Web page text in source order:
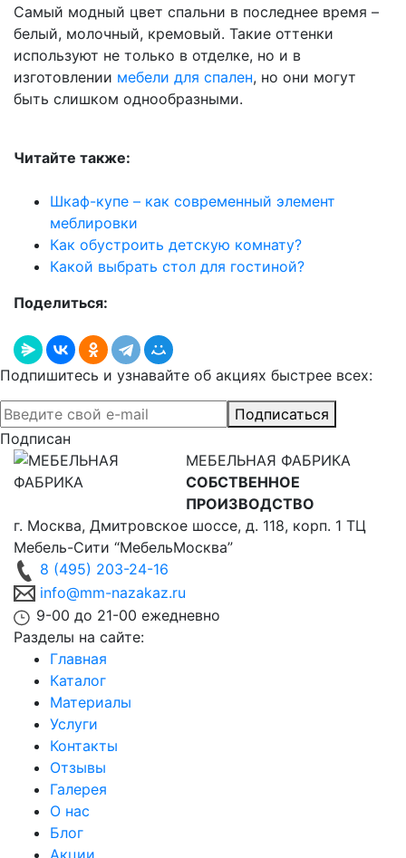
Самый модный цвет спальни в последнее время –
белый, молочный, кремовый. Такие оттенки
используют не только в отделке, но и в
изготовлении мебели для спален, но они могут
быть слишком однообразными.
Читайте также:
Шкаф-купе – как современный элемент
меблировки
Как обустроить детскую комнату?
Какой выбрать стол для гостиной?
Поделиться:
Подпишитесь и узнавайте об акциях быстрее всех:
Подписаться
Подписан
МЕБЕЛЬНАЯ ФАБРИКА
СОБСТВЕННОЕ
ПРОИЗВОДСТВО
г. Москва, Дмитровское шоссе, д. 118, корп. 1 ТЦ
Мебель-Сити “МебельМосква”
8 (495) 203-24-16
info@mm-nazakaz.ru
9-00 до 21-00 ежедневно
Разделы на сайте:
Главная
Каталог
Материалы
Услуги
Контакты
Отзывы
Галерея
О нас
Блог